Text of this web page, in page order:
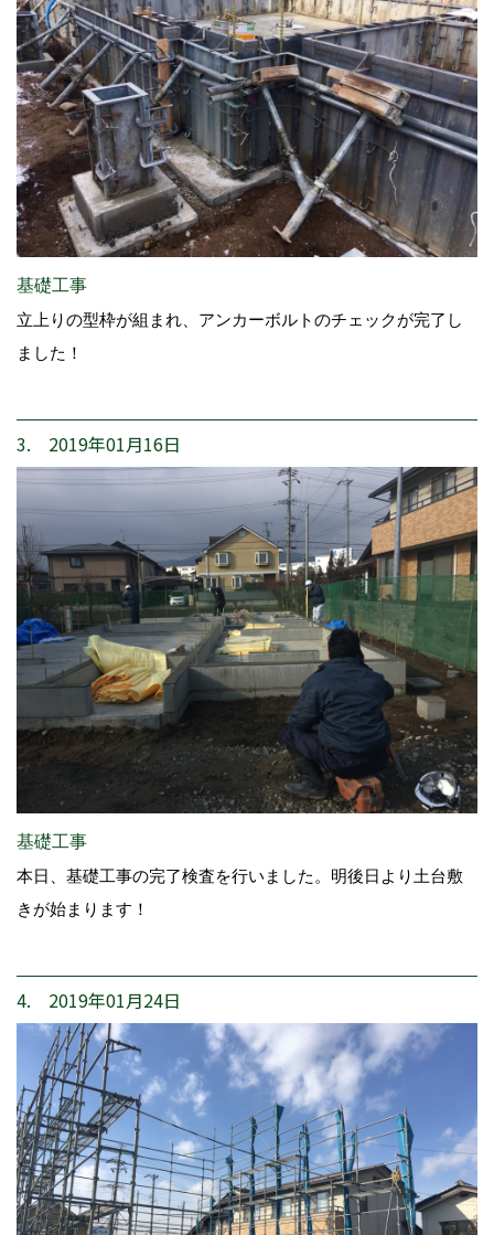
基礎工事
立上りの型枠が組まれ、アンカーボルトのチェックが完了し
ました！
3. 2019年01月16日
基礎工事
本日、基礎工事の完了検査を行いました。明後日より土台敷
きが始まります！
4. 2019年01月24日